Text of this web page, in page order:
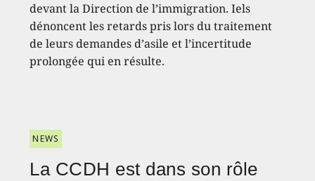
devant la Direction de l’immigration. Iels
dénoncent les retards pris lors du traitement
de leurs demandes d’asile et l’incertitude
prolongée qui en résulte.
NEWS
La CCDH est dans son rôle